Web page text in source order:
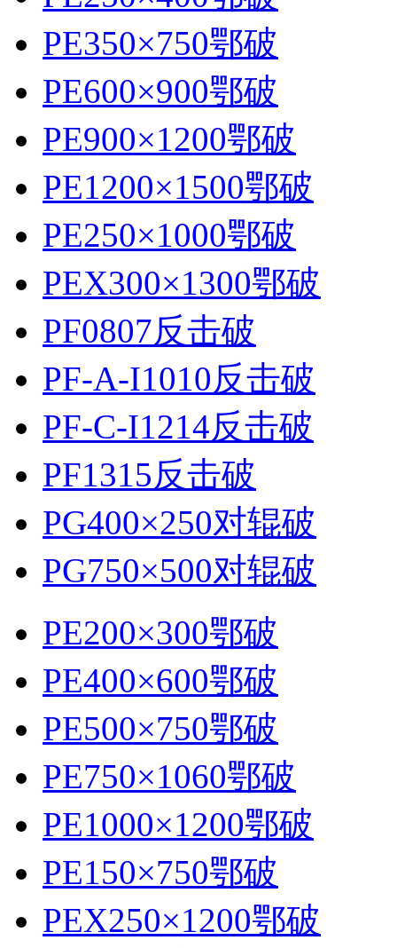
PE350×750鄂破
PE600×900鄂破
PE900×1200鄂破
PE1200×1500鄂破
PE250×1000鄂破
PEX300×1300鄂破
PF0807反击破
PF-A-I1010反击破
PF-C-I1214反击破
PF1315反击破
PG400×250对辊破
PG750×500对辊破
PE200×300鄂破
PE400×600鄂破
PE500×750鄂破
PE750×1060鄂破
PE1000×1200鄂破
PE150×750鄂破
PEX250×1200鄂破